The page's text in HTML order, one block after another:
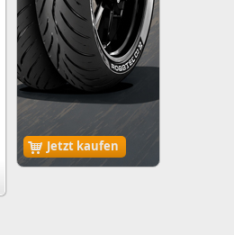
Jetzt kaufen